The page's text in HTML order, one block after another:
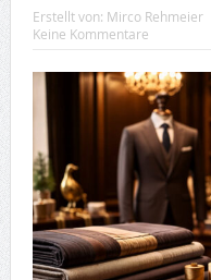
Erstellt von: Mirco Rehmeier
Keine Kommentare